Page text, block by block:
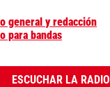
general y redacción
para bandas
ESCUCHAR LA RADIO